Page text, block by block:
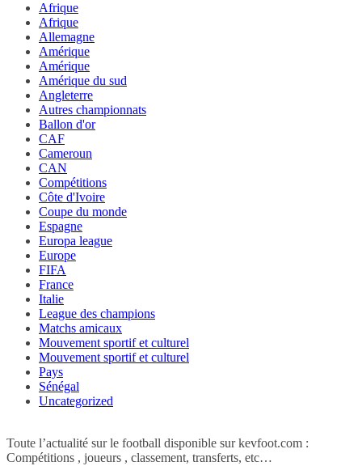
Afrique
Afrique
Allemagne
Amérique
Amérique
Amérique du sud
Angleterre
Autres championnats
Ballon d'or
CAF
Cameroun
CAN
Compétitions
Côte d'Ivoire
Coupe du monde
Espagne
Europa league
Europe
FIFA
France
Italie
League des champions
Matchs amicaux
Mouvement sportif et culturel
Mouvement sportif et culturel
Pays
Sénégal
Uncategorized
Toute l’actualité sur le football disponible sur kevfoot.com :
Compétitions , joueurs , classement, transferts, etc…